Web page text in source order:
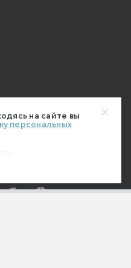
на сайте вы
персональных